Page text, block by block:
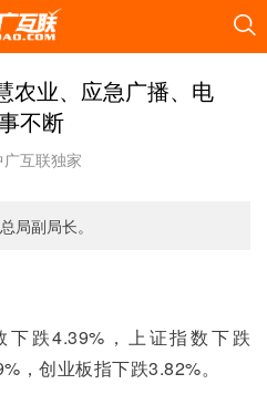
农业、应急广播、电
不断
互联独家
局副局长。
跌4.39%，上证指数下跌
，创业板指下跌3.82%。